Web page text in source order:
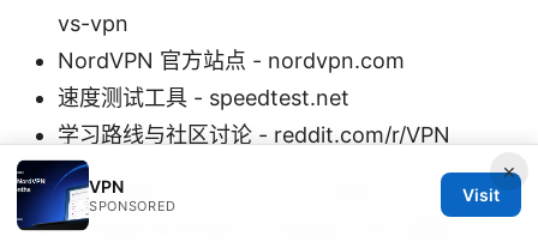
vs-vpn
NordVPN 官方站点 - nordvpn.com
速度测试工具 - speedtest.net
学习路线与社区讨论 - reddit.com/r/VPN
以上内容帮助你从零开始，逐步掌握 Clash verge
rev，并能在实际场景中应用自如。再次提醒，若
×
VPN
SPONSORED
Visit